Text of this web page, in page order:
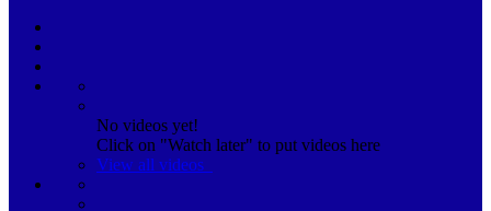
No videos yet!
Click on "Watch later" to put videos here
View all videos